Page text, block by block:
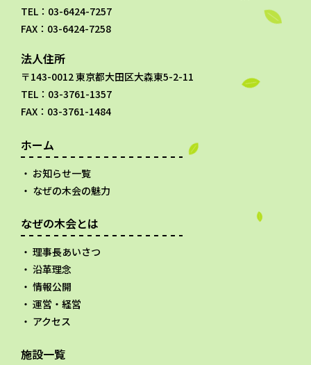
TEL：03-6424-7257
FAX：03-6424-7258
法人住所
〒143-0012 東京都大田区大森東5-2-11
TEL：03-3761-1357
FAX：03-3761-1484
ホーム
お知らせ一覧
なぜの木会の魅力
なぜの木会とは
理事長あいさつ
沿革理念
情報公開
運営・経営
アクセス
施設一覧